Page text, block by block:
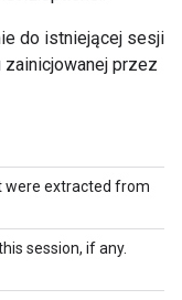
do istniejącej sesji
zainicjowanej przez
were extracted from
session, if any.